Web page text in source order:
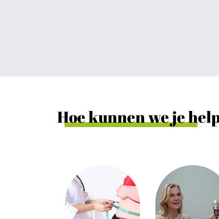
Hoe kunnen we je